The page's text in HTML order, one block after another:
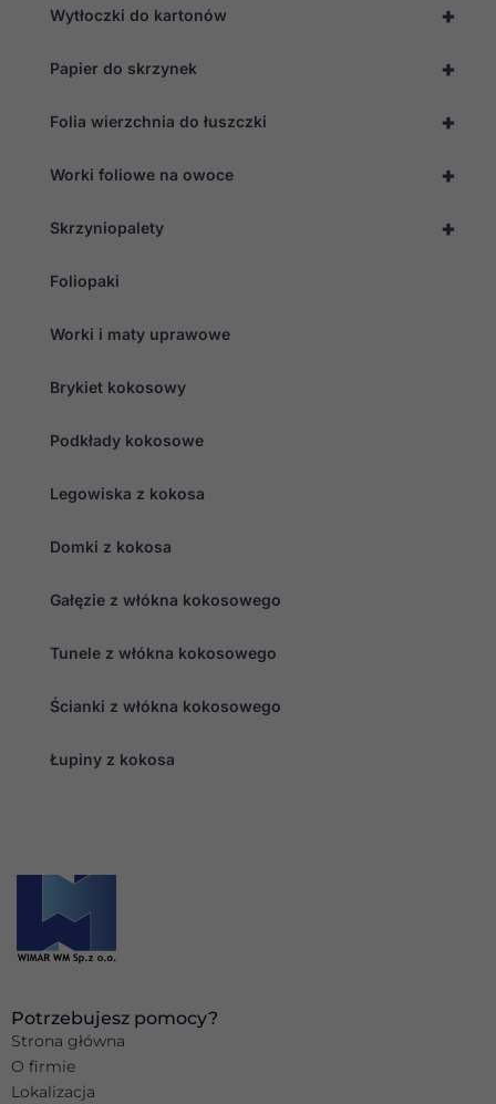
+
Wytłoczki do kartonów
+
Papier do skrzynek
+
Folia wierzchnia do łuszczki
+
Worki foliowe na owoce
+
Skrzyniopalety
Foliopaki
Worki i maty uprawowe
Brykiet kokosowy
Podkłady kokosowe
Legowiska z kokosa
Domki z kokosa
Gałęzie z włókna kokosowego
Tunele z włókna kokosowego
Ścianki z włókna kokosowego
Łupiny z kokosa
Potrzebujesz pomocy?
Strona główna
O firmie
Lokalizacja